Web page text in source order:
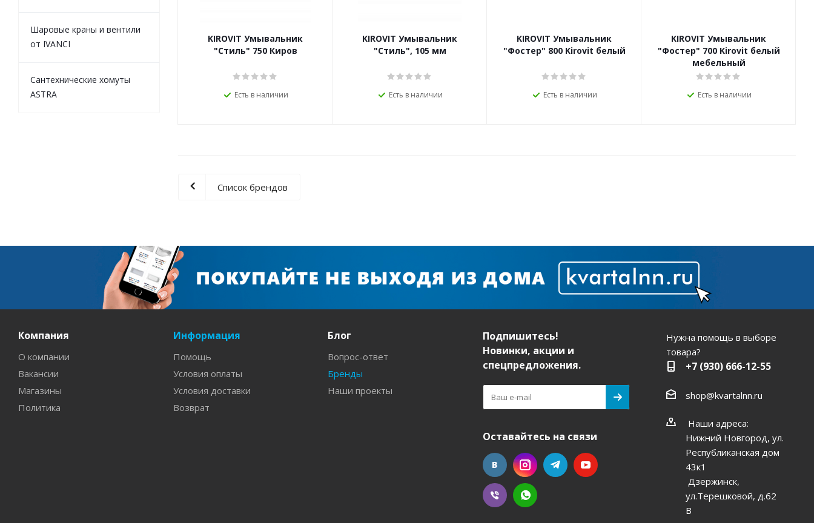
KIROVIT Умывальник
"Стиль" 750 Киров
Есть в наличии
KIROVIT Умывальник
"Стиль", 105 мм
Есть в наличии
KIROVIT Умывальник
"Фостер" 800 Kirovit белый
Есть в наличии
KIROVIT Умывальник
"Фостер" 700 Kirovit белый
мебельный
Есть в наличии
Список брендов
Шаровые краны и вентили
от IVANCI
Сантехнические хомуты
ASTRA
Компания
О компании
Вакансии
Магазины
Политика
Информация
Помощь
Условия оплаты
Условия доставки
Возврат
Блог
Вопрос-ответ
Бренды
Наши проекты
Подпишитесь!
Новинки, акции и
спецпредложения.
Оставайтесь на связи
Нужна помощь в выборе
товара?
+7 (930) 666-12-55
shop@kvartalnn.ru
Наши адреса:
Нижний Новгород, ул.
Республиканская дом
43к1
Дзержинск,
ул.Терешковой, д.62
В